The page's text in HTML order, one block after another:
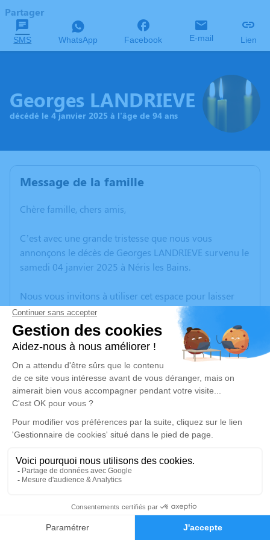
Faire-part Hommages
Partager
SMS WhatsApp Facebook E-mail Lien
Georges LANDRIEVE
décédé le 4 janvier 2025 à l'âge de 94 ans
Message de la famille
Chère famille, chers amis,
C’est avec une grande tristesse que nous vous
annonçons le décès de Georges LANDRIEVE survenu le
samedi 04 janvier 2025 à Néris les Bains.
Nous vous invitons à utiliser cet espace pour laisser
vos condoléances, partager des photos souvenirs, une
anecdote ou exprimer vos pensées à travers des
poèmes ou des textes. Cet endroit est un lieu
d'expression dédié à honorer la mémoire de Georges
LANDRIEVE.
Un service de plantation d’arbre hommage est
disponible ici.
Je rends hommage
Cérémonie religieuse
Eglise Saint-Pierre de Montluçon
Place Saint-Pierre